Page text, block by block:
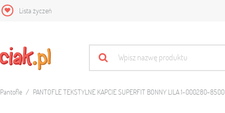
Lista życzeń
Pantofle PANTOFLE TEKSTYLNE KAPCIE SUPERFIT BONNY LILA 1-000280-8500